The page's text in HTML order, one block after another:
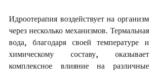
Идроотерапия воздействует на организм
через несколько механизмов. Термальная
вода, благодаря своей температуре и
химическому составу, оказывает
комплексное влияние на различные